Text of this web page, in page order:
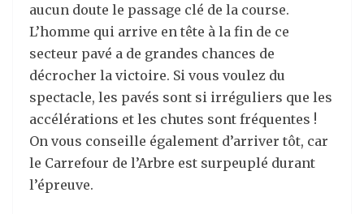
aucun doute le passage clé de la course.
L’homme qui arrive en tête à la fin de ce
secteur pavé a de grandes chances de
décrocher la victoire. Si vous voulez du
spectacle, les pavés sont si irréguliers que les
accélérations et les chutes sont fréquentes !
On vous conseille également d’arriver tôt, car
le Carrefour de l’Arbre est surpeuplé durant
l’épreuve.